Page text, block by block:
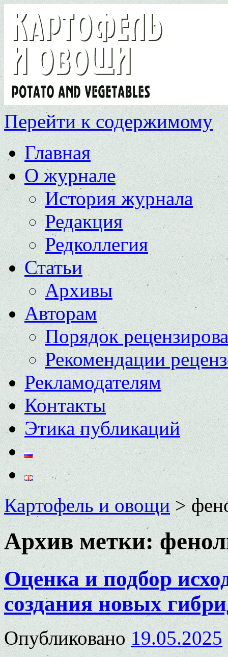
Перейти к содержимому
Главная
О журнале
История журнала
Редакция
Редколлегия
Статьи
Архивы
Авторам
Порядок
Рекомендации
Рекламодателям
Контакты
Этика публикаций
Картофель и овощи>
Архив метки:
Оценка и подбор
создания новых
Опубликовано 19.05.2025